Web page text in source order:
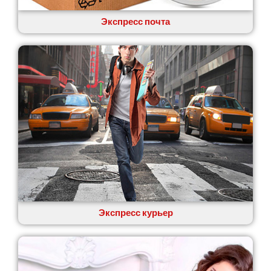
Экспресс почта
Экспресс курьер